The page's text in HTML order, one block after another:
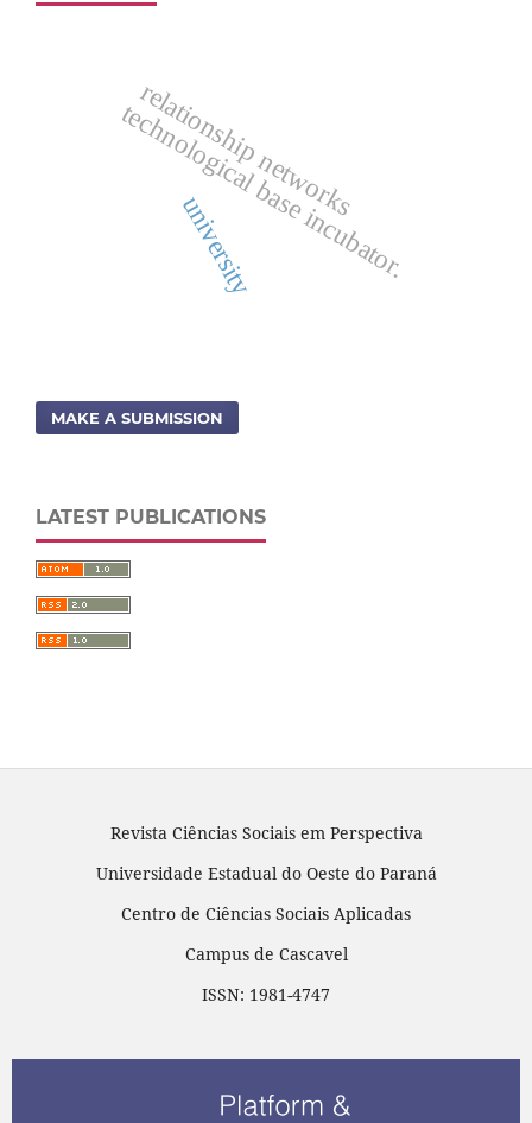
relationship networks
university
technological base incubator.
MAKE A SUBMISSION
LATEST PUBLICATIONS
Revista Ciências Sociais em Perspectiva
Universidade Estadual do Oeste do Paraná
Centro de Ciências Sociais Aplicadas
Campus de Cascavel
ISSN: 1981-4747